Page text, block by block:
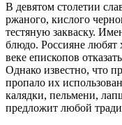
В девятом столетии
ржаного, кислого
тестяную закваску.
блюдо. Россияне любят
веке епископов
Однако известно, что
пропало их
калядки, пельмени,
предложит любой